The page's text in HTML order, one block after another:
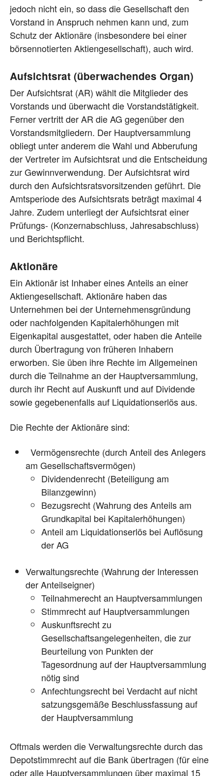
jedoch nicht ein, so dass die Gesellschaft den
Vorstand in Anspruch nehmen kann und, zum
Schutz der Aktionäre (insbesondere bei einer
börsennotierten Aktiengesellschaft), auch wird.
Aufsichtsrat (überwachendes Organ)
Der Aufsichtsrat (AR) wählt die Mitglieder des
Vorstands und überwacht die Vorstandstätigkeit.
Ferner vertritt der AR die AG gegenüber den
Vorstandsmitgliedern. Der Hauptversammlung
obliegt unter anderem die Wahl und Abberufung
der Vertreter im Aufsichtsrat und die Entscheidung
zur Gewinnverwendung. Der Aufsichtsrat wird
durch den Aufsichtsratsvorsitzenden geführt. Die
Amtsperiode des Aufsichtsrats beträgt maximal 4
Jahre. Zudem unterliegt der Aufsichtsrat einer
Prüfungs- (Konzernabschluss, Jahresabschluss)
und Berichtspflicht.
Aktionäre
Ein Aktionär ist Inhaber eines Anteils an einer
Aktiengesellschaft. Aktionäre haben das
Unternehmen bei der Unternehmensgründung
oder nachfolgenden Kapitalerhöhungen mit
Eigenkapital ausgestattet, oder haben die Anteile
durch Übertragung von früheren Inhabern
erworben. Sie üben ihre Rechte im Allgemeinen
durch die Teilnahme an der Hauptversammlung,
durch ihr Recht auf Auskunft und auf Dividende
sowie gegebenenfalls auf Liquidationserlös aus.
Die Rechte der Aktionäre sind:
Vermögensrechte (durch Anteil des Anlegers
am Gesellschaftsvermögen)
Dividendenrecht (Beteiligung am
Bilanzgewinn)
Bezugsrecht (Wahrung des Anteils am
Grundkapital bei Kapitalerhöhungen)
Anteil am Liquidationserlös bei Auflösung
der AG
Verwaltungsrechte (Wahrung der Interessen
der Anteilseigner)
Teilnahmerecht an Hauptversammlungen
Stimmrecht auf Hauptversammlungen
Auskunftsrecht zu
Gesellschaftsangelegenheiten, die zur
Beurteilung von Punkten der
Tagesordnung auf der Hauptversammlung
nötig sind
Anfechtungsrecht bei Verdacht auf nicht
satzungsgemäße Beschlussfassung auf
der Hauptversammlung
Oftmals werden die Verwaltungsrechte durch das
Depotstimmrecht auf die Bank übertragen (für eine
oder alle Hauptversammlungen über maximal 15